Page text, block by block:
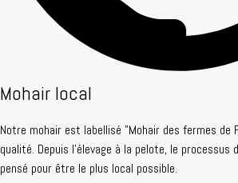
Mohair local
Notre mohair est labellisé "Mohair des fermes de
qualité. Depuis l'élevage à la pelote, le
pensé pour être le plus local possible.